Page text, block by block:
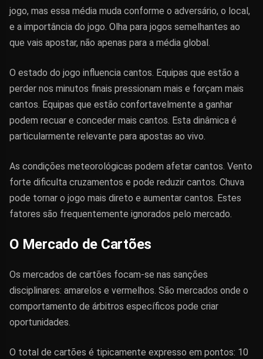
jogo, mas essa média muda conforme o adversário, o local,
e a importância do jogo. Olha para jogos semelhantes ao
que vais apostar, não apenas para a média global.
O estado do jogo influencia cantos. Equipas que estão a
perder nos minutos finais pressionam mais e forçam mais
cantos. Equipas que estão confortavelmente a ganhar
podem recuar e conceder mais cantos. Esta dinâmica é
particularmente relevante para apostas ao vivo.
As condições meteorológicas podem afetar cantos. Vento
forte dificulta cruzamentos e pode reduzir cantos. Chuva
pode tornar o jogo mais direto e aumentar cantos. Estes
fatores são frequentemente ignorados pelo mercado.
O Mercado de Cartões
Os mercados de cartões focam-se nas sanções
disciplinares: amarelos e vermelhos. São mercados onde o
comportamento de árbitros específicos pode criar
oportunidades.
O total de cartões é tipicamente expresso em pontos: 10